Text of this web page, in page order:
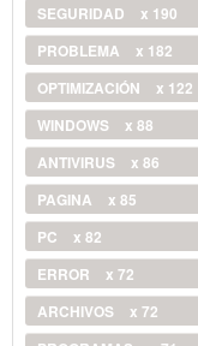
SEGURIDAD
x 190
PROBLEMA
x 182
OPTIMIZACIÓN
x 122
WINDOWS
x 88
ANTIVIRUS
x 86
PAGINA
x 85
PC
x 82
ERROR
x 72
ARCHIVOS
x 72